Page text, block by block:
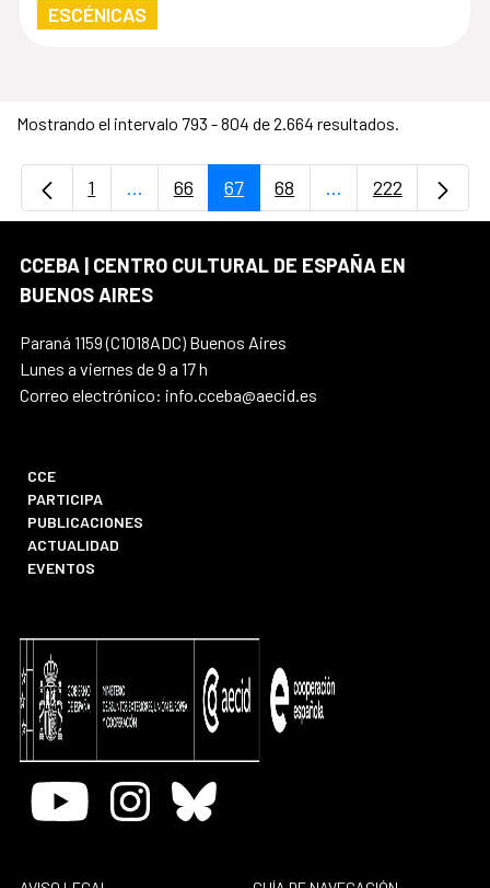
ESCÉNICAS
Mostrando el intervalo 793 - 804 de 2.664 resultados.
Página
1 ...Páginas intermedias Use TAB para
Página
66 Página
67 Página
68 ...PáginasPágina
222
CCEBA | CENTRO CULTURAL DE ESPAÑA EN
BUENOS AIRES
Paraná 1159 (C1018ADC) Buenos Aires
Lunes a viernes de 9 a 17 h
Correo electrónico: info.cceba@aecid.es
CCE
PARTICIPA
PUBLICACIONES
ACTUALIDAD
EVENTOS
Youtube InstagramBluesky